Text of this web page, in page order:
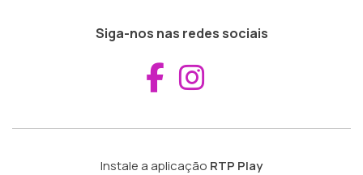
Siga-nos nas redes sociais
Aceder ao
Instale a aplicação RTP Play